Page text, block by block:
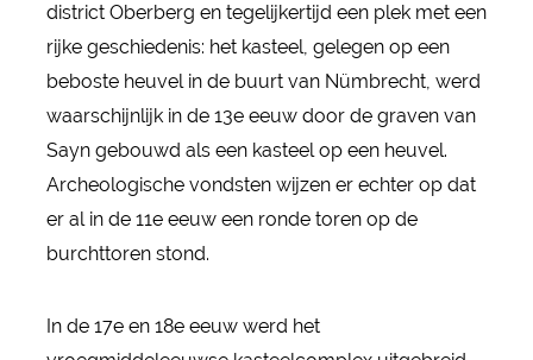
district Oberberg en tegelijkertijd een plek met een
rijke geschiedenis: het kasteel, gelegen op een
beboste heuvel in de buurt van Nümbrecht, werd
waarschijnlijk in de 13e eeuw door de graven van
Sayn gebouwd als een kasteel op een heuvel.
Archeologische vondsten wijzen er echter op dat
er al in de 11e eeuw een ronde toren op de
burchttoren stond.
In de 17e en 18e eeuw werd het